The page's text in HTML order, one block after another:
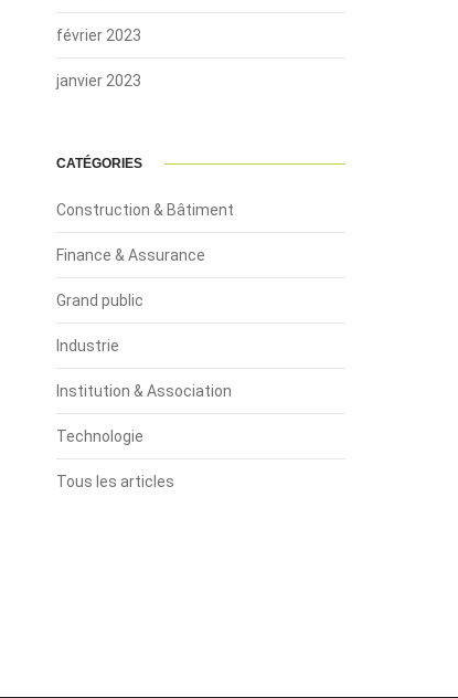
février 2023
janvier 2023
CATÉGORIES
Construction & Bâtiment
Finance & Assurance
Grand public
Industrie
Institution & Association
Technologie
Tous les articles